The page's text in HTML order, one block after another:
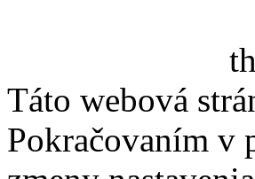
Táto webová
Pokračovaním v